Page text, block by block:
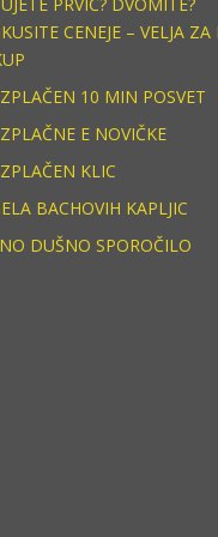
CENEJE – VELJA ZA
10 MIN POSVET
E NOVIČKE
KLIC
BACHOVIH KAPLJIC
DUŠNO SPOROČILO